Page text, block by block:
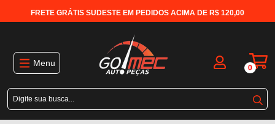
FRETE GRÁTIS SUDESTE EM PEDIDOS ACIMA DE R$ 120,00
Menu 0